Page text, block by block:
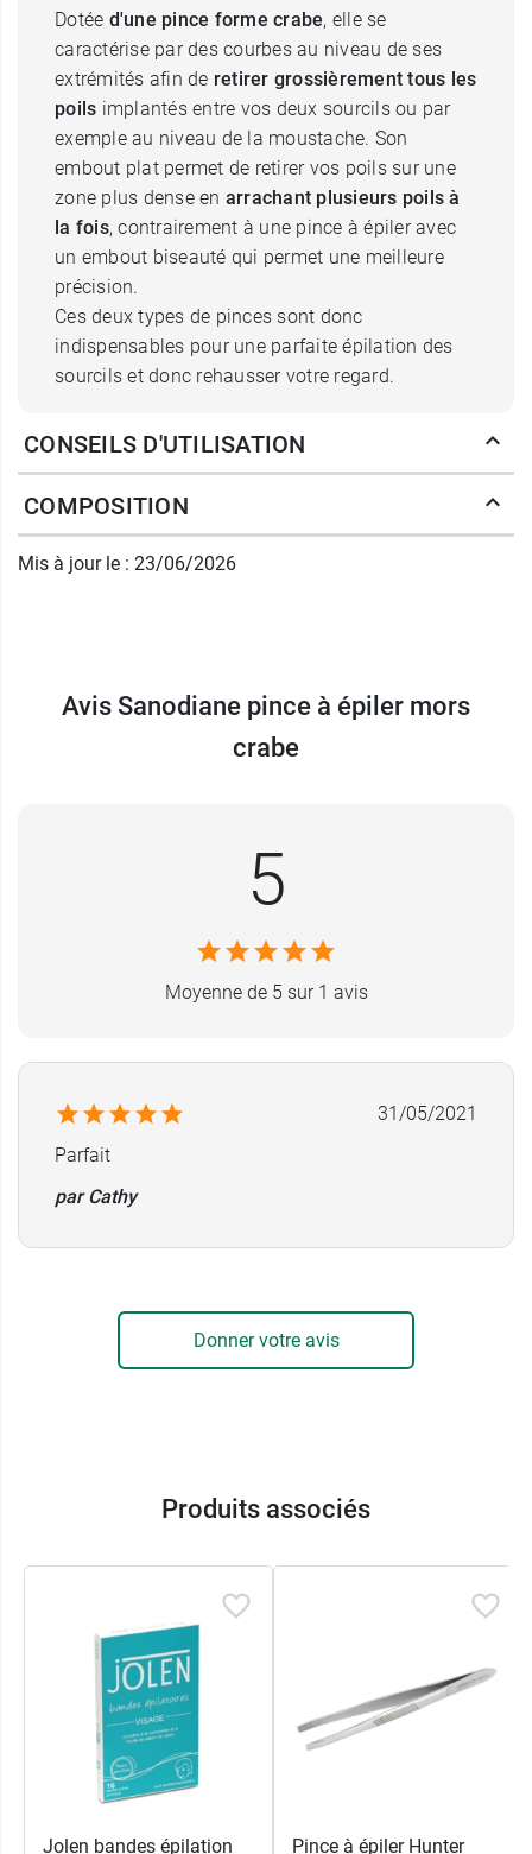
Dotée d'une pince forme crabe, elle se
caractérise par des courbes au niveau de ses
extrémités afin de retirer grossièrement tous les
poils implantés entre vos deux sourcils ou par
exemple au niveau de la moustache. Son
embout plat permet de retirer vos poils sur une
zone plus dense en arrachant plusieurs poils à
la fois, contrairement à une pince à épiler avec
un embout biseauté qui permet une meilleure
précision.
Ces deux types de pinces sont donc
indispensables pour une parfaite épilation des
sourcils et donc rehausser votre regard.
Sanodiane Pince à épiler mors
crabe pour les sourcils
indispensable chez quasiment toutes les
qui retirera tous les poils disgracieuxde manière
. Ensuite, vous devrez vous
munir d'une pince à épiler avec un embout
qui concerne les petites imperfections de la
peau, comme les points noirs, le
sera l'accessoire idéal.
CONSEILS D'UTILISATION
COMPOSITION
Mis à jour le : 23/06/2026
Avis Sanodiane pince à épiler mors
crabe
5
Moyenne de 5 sur 1 avis
31/05/2021
Parfait
par Cathy
Donner votre avis
Produits associés
Jolen bandes épilation Pince à épiler Hunter